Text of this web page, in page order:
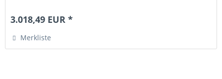
3.018,49 EUR *
Merkliste